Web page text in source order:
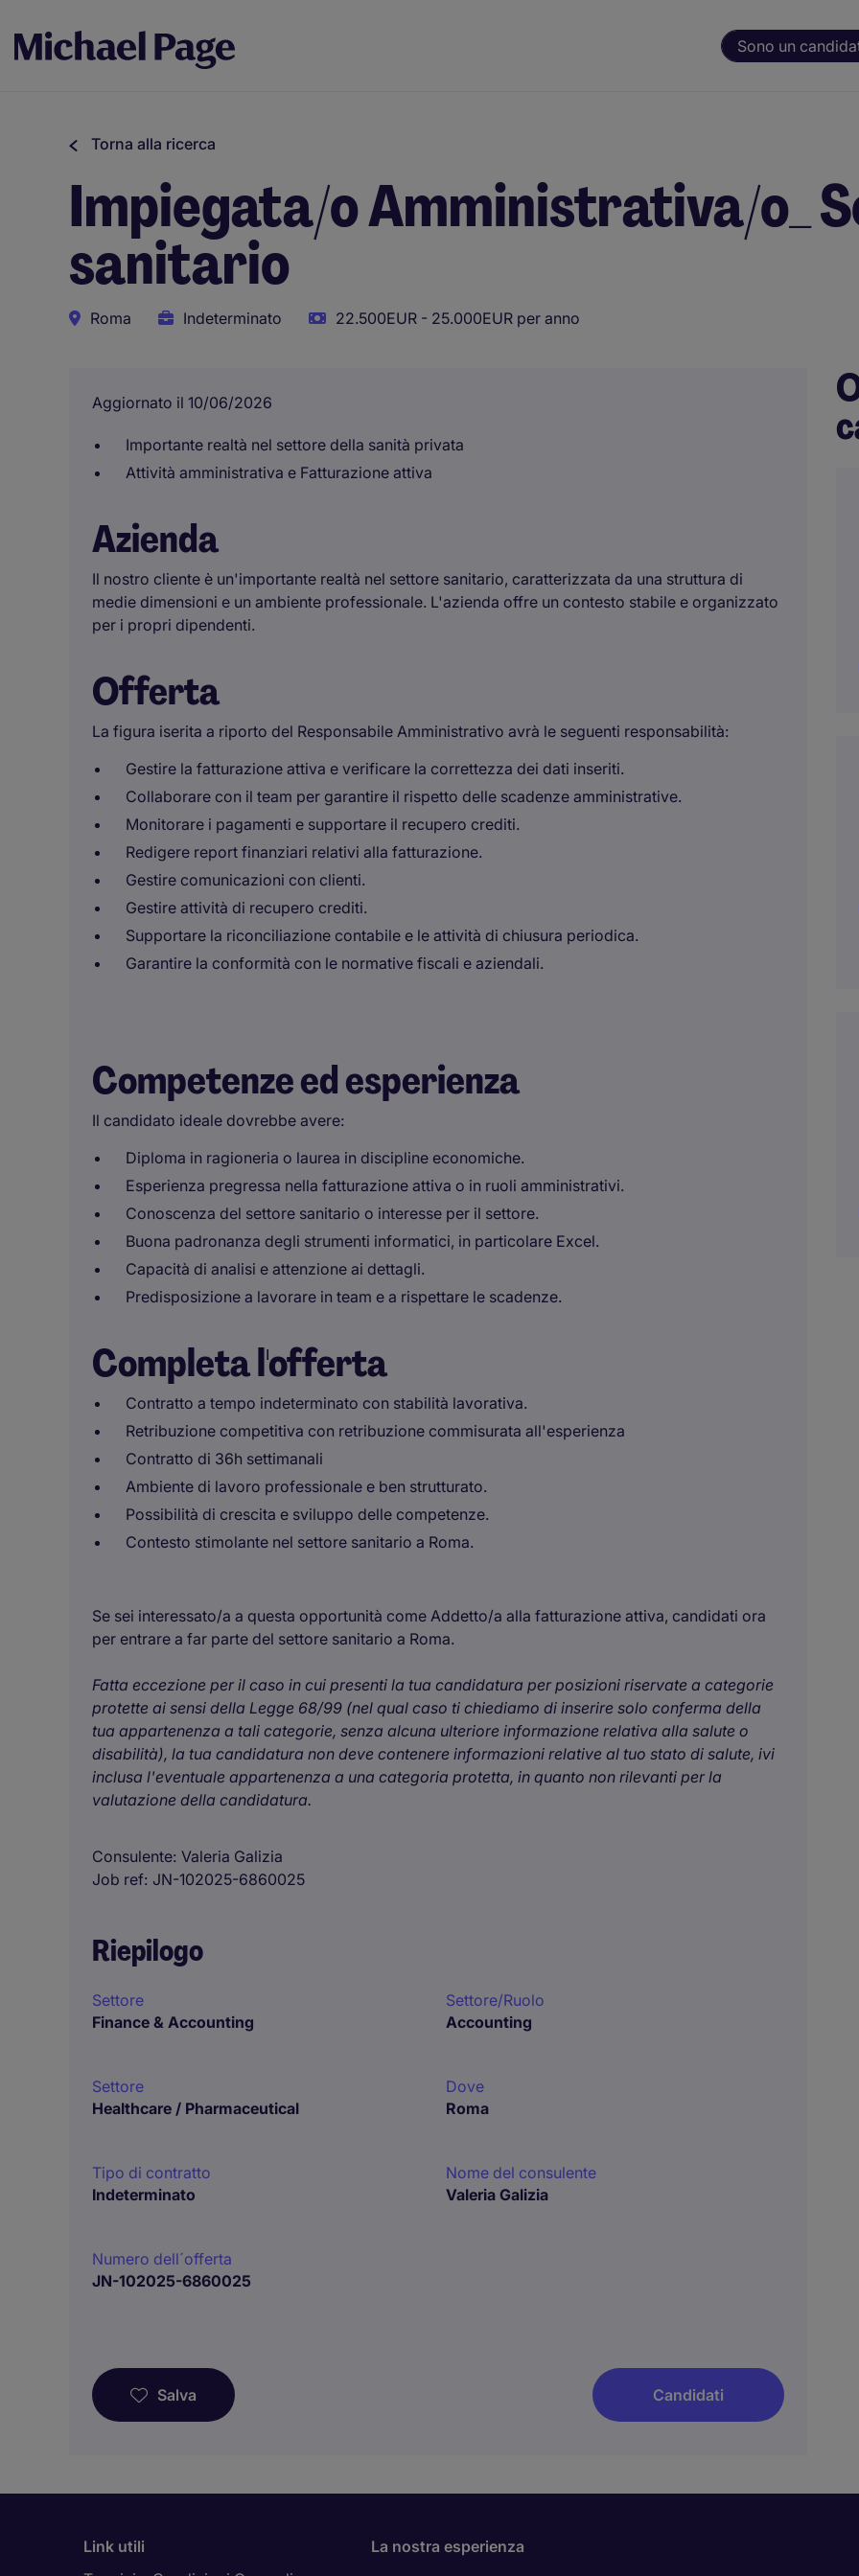
Sono un
Torna alla ricerca
Impiegata/o Amministrativa/o_
sanitario
Roma Indeterminato 22.500EUR - 25.000EUR per anno
Aggiornato il 10/06/2026
Importante realtà nel settore della sanità privata
Attività amministrativa e Fatturazione attiva
Azienda
Il nostro cliente è un'importante realtà nel settore sanitario, caratterizzata da una struttura di
medie dimensioni e un ambiente professionale. L'azienda offre un contesto stabile e organizzato
per i propri dipendenti.
Offerta
La figura iserita a riporto del Responsabile Amministrativo avrà le seguenti responsabilità:
Gestire la fatturazione attiva e verificare la correttezza dei dati inseriti.
Collaborare con il team per garantire il rispetto delle scadenze amministrative.
Monitorare i pagamenti e supportare il recupero crediti.
Redigere report finanziari relativi alla fatturazione.
Gestire comunicazioni con clienti.
Gestire attività di recupero crediti.
Supportare la riconciliazione contabile e le attività di chiusura periodica.
Garantire la conformità con le normative fiscali e aziendali.
Competenze ed esperienza
Il candidato ideale dovrebbe avere:
Diploma in ragioneria o laurea in discipline economiche.
Esperienza pregressa nella fatturazione attiva o in ruoli amministrativi.
Conoscenza del settore sanitario o interesse per il settore.
Buona padronanza degli strumenti informatici, in particolare Excel.
Capacità di analisi e attenzione ai dettagli.
Predisposizione a lavorare in team e a rispettare le scadenze.
Completa l'offerta
Contratto a tempo indeterminato con stabilità lavorativa.
Retribuzione competitiva con retribuzione commisurata all'esperienza
Contratto di 36h settimanali
Ambiente di lavoro professionale e ben strutturato.
Possibilità di crescita e sviluppo delle competenze.
Contesto stimolante nel settore sanitario a Roma.
Se sei interessato/a a questa opportunità come Addetto/a alla fatturazione attiva, candidati ora
per entrare a far parte del settore sanitario a Roma.
Fatta eccezione per il caso in cui presenti la tua candidatura per posizioni riservate a categorie
protette ai sensi della Legge 68/99 (nel qual caso ti chiediamo di inserire solo conferma della
tua appartenenza a tali categorie, senza alcuna ulteriore informazione relativa alla salute o
disabilità), la tua candidatura non deve contenere informazioni relative al tuo stato di salute, ivi
inclusa l'eventuale appartenenza a una categoria protetta, in quanto non rilevanti per la
valutazione della candidatura.
Consulente Valeria Galizia
Job ref JN-102025-6860025
Riepilogo
Settore
Finance & Accounting
Settore/Ruolo
Accounting
Settore
Healthcare / Pharmaceutical
Dove
Roma
Tipo di contratto
Indeterminato
Nome del consulente
Valeria Galizia
Numero dell´offerta
JN-102025-6860025
Salva Candidati
Link utili
La nostra esperienza